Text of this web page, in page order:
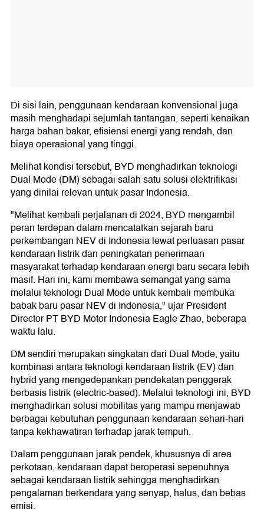
Di sisi lain, penggunaan kendaraan konvensional juga
masih menghadapi sejumlah tantangan, seperti kenaikan
harga bahan bakar, efisiensi energi yang rendah, dan
biaya operasional yang tinggi.
Melihat kondisi tersebut, BYD menghadirkan teknologi
Dual Mode (DM) sebagai salah satu solusi elektrifikasi
yang dinilai relevan untuk pasar Indonesia.
"Melihat kembali perjalanan di 2024, BYD mengambil
peran terdepan dalam mencatatkan sejarah baru
perkembangan NEV di Indonesia lewat perluasan pasar
kendaraan listrik dan peningkatan penerimaan
masyarakat terhadap kendaraan energi baru secara lebih
masif. Hari ini, kami membawa semangat yang sama
melalui teknologi Dual Mode untuk kembali membuka
babak baru pasar NEV di Indonesia," ujar President
Director PT BYD Motor Indonesia Eagle Zhao, beberapa
waktu lalu.
DM sendiri merupakan singkatan dari Dual Mode, yaitu
kombinasi antara teknologi kendaraan listrik (EV) dan
hybrid yang mengedepankan pendekatan penggerak
berbasis listrik (electric-based). Melalui teknologi ini, BYD
menghadirkan solusi mobilitas yang mampu menjawab
berbagai kebutuhan penggunaan kendaraan sehari-hari
tanpa kekhawatiran terhadap jarak tempuh.
Dalam penggunaan jarak pendek, khususnya di area
perkotaan, kendaraan dapat beroperasi sepenuhnya
sebagai kendaraan listrik sehingga menghadirkan
pengalaman berkendara yang senyap, halus, dan bebas
emisi.